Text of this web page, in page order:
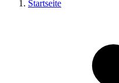
Startseite